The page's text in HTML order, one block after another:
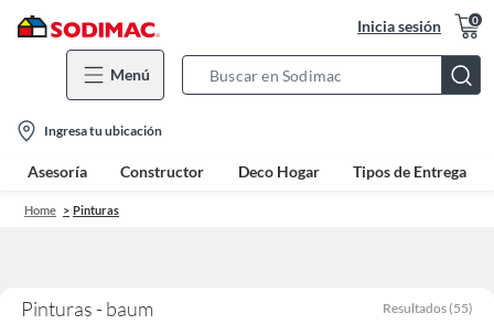
Inicia sesión 0
Menú
Bar
location-
icon
Ingresa tu ubicación
Asesoría Constructor Deco Hogar Tipos de Entrega
Home Pinturas
Pinturas - baum Resultados (55)